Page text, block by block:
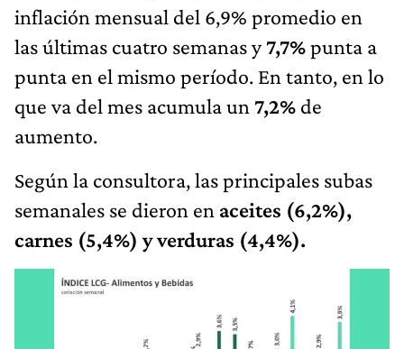
inflación mensual del 6,9% promedio en
las últimas cuatro semanas y7,7%punta a
punta en el mismo período. En tanto, en lo
que va del mes acumula un 7,2% de
aumento.
Según la consultora, las principales subas
semanales se dieron en aceites (6,2%),
carnes (5,4%) y verduras (4,4%).